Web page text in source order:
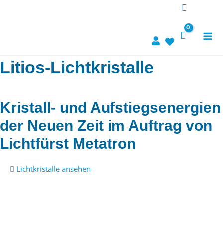
Litios-Lichtkristalle
Kristall- und Aufstiegsenergien
der Neuen Zeit im Auftrag von
Lichtfürst Metatron
Lichtkristalle ansehen